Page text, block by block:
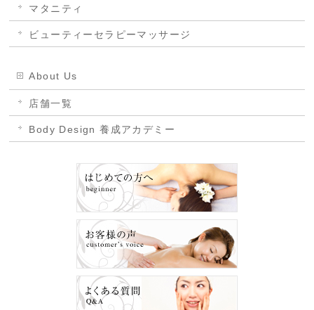
マタニティ
ビューティーセラピーマッサージ
About Us
店舗一覧
Body Design 養成アカデミー